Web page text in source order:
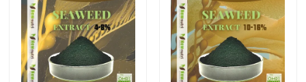
Meerespflanzen-Auszug-Pulver-Düngemittel
Saures Pulver Fulvic